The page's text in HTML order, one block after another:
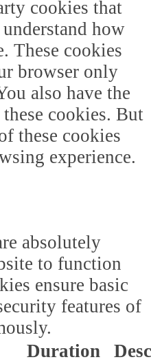
cookies that
how
These cookies
browser only
also have the
cookies. But
these cookies
experience.
absolutely
to function
ensure basic
features of
Duration